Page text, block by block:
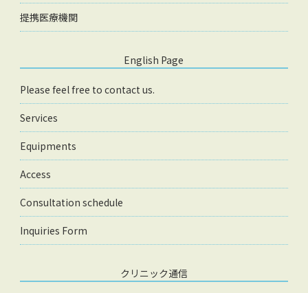
提携医療機関
English Page
Please feel free to contact us.
Services
Equipments
Access
Consultation schedule
Inquiries Form
クリニック通信